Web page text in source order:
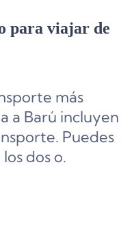
para viajar de
más
a Barú incluyen
Puedes
dos o.